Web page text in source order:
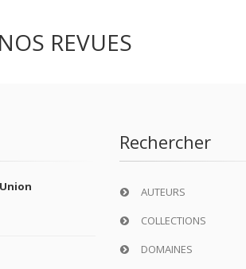
REVUES
Rechercher
AUTEURS
COLLECTIONS
DOMAINES